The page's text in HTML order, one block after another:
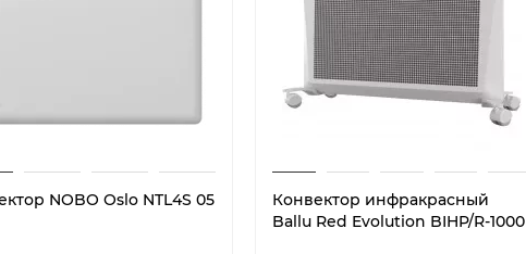
NOBO Oslo NTL4S 05
Конвектор инфракрасный
Ballu Red Evolution BIHP/R-1000